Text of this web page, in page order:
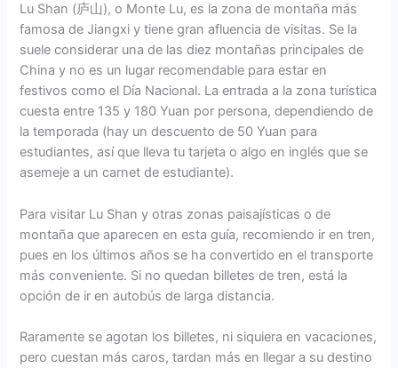
Lu Shan (庐山), o Monte Lu, es la zona de montaña más
famosa de Jiangxi y tiene gran afluencia de visitas. Se la
suele considerar una de las diez montañas principales de
China y no es un lugar recomendable para estar en
festivos como el Día Nacional. La entrada a la zona turística
cuesta entre 135 y 180 Yuan por persona, dependiendo de
la temporada (hay un descuento de 50 Yuan para
estudiantes, así que lleva tu tarjeta o algo en inglés que se
asemeje a un carnet de estudiante).
Para visitar Lu Shan y otras zonas paisajísticas o de
montaña que aparecen en esta guía, recomiendo ir en tren,
pues en los últimos años se ha convertido en el transporte
más conveniente. Si no quedan billetes de tren, está la
opción de ir en autobús de larga distancia.
Raramente se agotan los billetes, ni siquiera en vacaciones,
pero cuestan más caros, tardan más en llegar a su destino